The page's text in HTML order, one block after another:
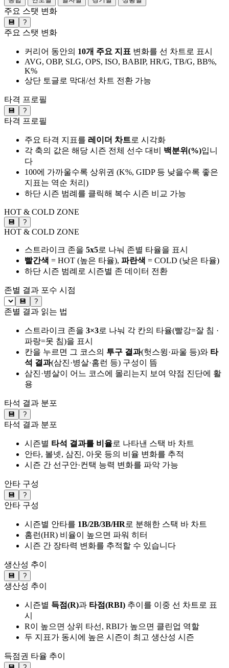
주요 스탯 변화
💾 ?
주요 스탯 변화
커리어 동안의 10개 주요 지표 변화를 선 차트로 표시
AVG, OBP, SLG, OPS, ISO, BABIP, HR/G, TB/G, BB%,
K%
상단 토글로 막대/선 차트 전환 가능
타격 프로필
💾 ?
타격 프로필
주요 타격 지표를 레이더 차트로 시각화
각 축의 값은 해당 시즌 전체 선수 대비 백분위(%)입니
다
100에 가까울수록 상위권 (K%, GIDP 등 낮을수록 좋은
지표는 역순 처리)
하단 시즌 범례를 클릭해 복수 시즌 비교 가능
HOT & COLD ZONE
💾 ?
HOT & COLD ZONE
스트라이크 존을 5x5로 나눠 존별 타율을 표시
빨간색 = HOT (높은 타율), 파란색 = COLD (낮은 타율)
하단 시즌 범례로 시즌별 존 데이터 전환
존별 결과 포수 시점
💾 ?
존별 결과 읽는 법
스트라이크 존을 3×3로 나눠 각 칸의 타율(빨강=잘 침 ·
파랑=못 침)을 표시
칸을 누르면 그 코스의 투구 결과(헛스윙·파울 등)와 타
석 결과(삼진·병살·홈런 등) 구성이 뜸
삼진·병살이 어느 코스에 몰리는지 보여 약점 진단에 활
용
타석 결과 분포
💾 ?
타석 결과 분포
시즌별 타석 결과를 비율로 나타낸 스택 바 차트
안타, 볼넷, 삼진, 아웃 등의 비율 변화를 추적
시즌 간 선구안·컨택 능력 변화를 파악 가능
안타 구성
💾 ?
안타 구성
시즌별 안타를 1B/2B/3B/HR로 분해한 스택 바 차트
홈런(HR) 비율이 높으면 파워 히터
시즌 간 장타력 변화를 추적할 수 있습니다
생산성 추이
💾 ?
생산성 추이
시즌별 득점(R)과 타점(RBI) 추이를 이중 선 차트로 표
시
R이 높으면 상위 타선, RBI가 높으면 클린업 역할
두 지표가 동시에 높은 시즌이 최고 생산성 시즌
득점권 타율 추이